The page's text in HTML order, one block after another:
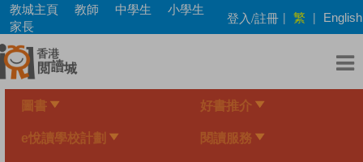
Skip
main
content
教城主頁 教師 中學生
小學生
家長
登入/註冊 | 繁 | English
圖書 好書推介
e悅讀學校計劃 閱讀服務